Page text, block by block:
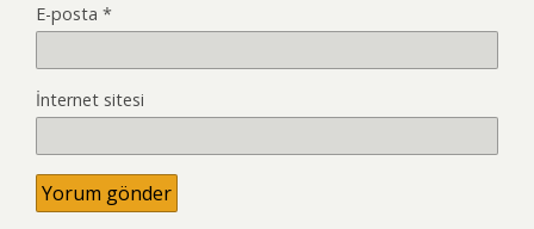
E-posta *
İnternet sitesi